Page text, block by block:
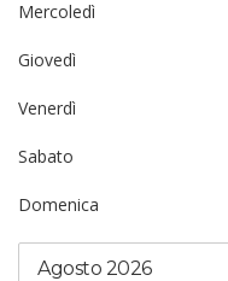
Mercoledì
Giovedì
Venerdì
Sabato
Domenica
Agosto 2026